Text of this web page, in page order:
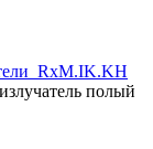
полый